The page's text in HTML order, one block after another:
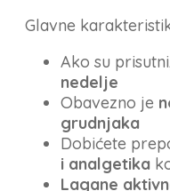
Glavne
Ako su prisutni
nedelje
Obavezno je
grudnjaka
Dobićete
i analgetika
Lagane